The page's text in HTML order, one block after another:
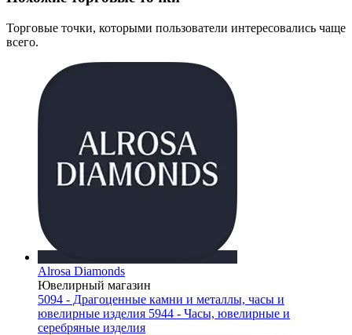
Торговые точки, которыми пользователи интересовались чаще
всего.
Alrosa Diamonds
Ювелирный магазин
5094 - Драгоценные камни и металлы, часы и
ювелирные изделия 5944 - Часы, ювелирные и
серебряные изделия